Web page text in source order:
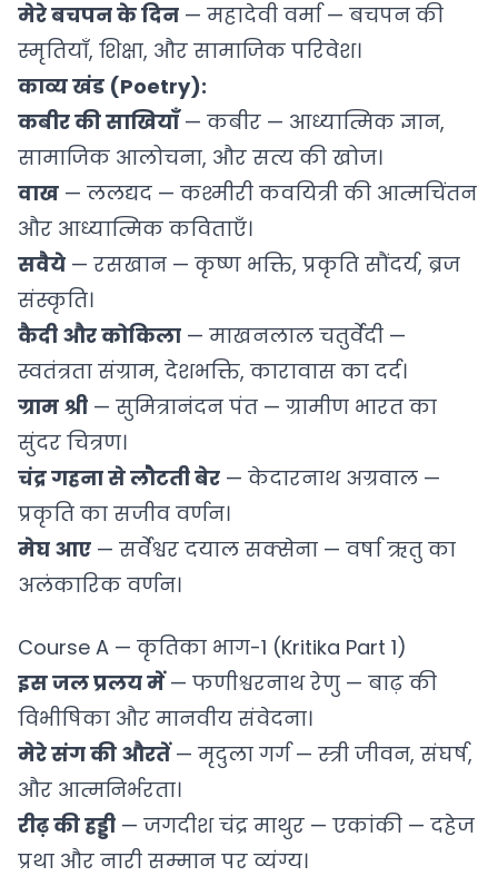
मेरे बचपन के दिन — महादेवी वर्मा — बचपन की
स्मृतियाँ, शिक्षा, और सामाजिक परिवेश।
काव्य खंड (Poetry):
कबीर की साखियाँ— कबीर — आध्यात्मिक ज्ञान,
सामाजिक आलोचना, और सत्य की खोज।
वाख — ललद्यद — कश्मीरी कवयित्री की आत्मचिंतन
और आध्यात्मिक कविताएँ।
सवैये — रसखान — कृष्ण भक्ति, प्रकृति सौंदर्य, ब्रज
संस्कृति।
कैदी और कोकिला — माखनलाल चतुर्वेदी —
स्वतंत्रता संग्राम, देशभक्ति, कारावास का दर्द।
ग्राम श्री — सुमित्रानंदन पंत — ग्रामीण भारत का
सुंदर चित्रण।
चंद्र गहना से लौटती बेर — केदारनाथ अग्रवाल —
प्रकृति का सजीव वर्णन।
मेघ आए — सर्वेश्वर दयाल सक्सेना — वर्षा ऋतु का
अलंकारिक वर्णन।
Course A — कृतिका भाग-1 (Kritika Part 1)
इस जल प्रलय में— फणीश्वरनाथ रेणु — बाढ़ की
विभीषिका और मानवीय संवेदना।
मेरे संग की औरतें— मृदुला गर्ग — स्त्री जीवन, संघर्ष,
और आत्मनिर्भरता।
रीढ़ की हड्डी — जगदीश चंद्र माथुर — एकांकी — दहेज
प्रथा और नारी सम्मान पर व्यंग्य।